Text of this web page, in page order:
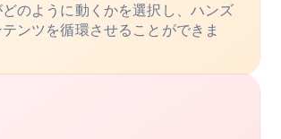
のように動くかを選択し、ハンズ
ンツを循環させることができま